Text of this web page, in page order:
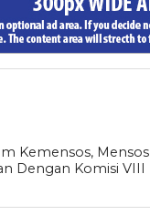
Kemensos, Mensos
Dengan Komisi VIII